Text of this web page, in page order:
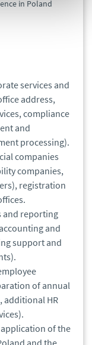
in Poland
services and
address,
compliance
and
processing).
companies
companies,
registration
and reporting
and
support and
of annual
additional HR
of the
and the